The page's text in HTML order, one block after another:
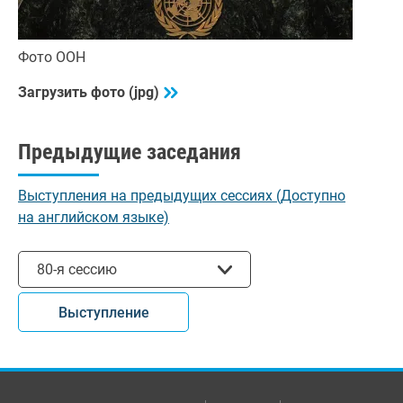
Фото ООН
Загрузить фото (jpg)
Предыдущие заседания
Выступления на предыдущих сессиях (Доступно
на английском языке)
80-я сессию
Выступление